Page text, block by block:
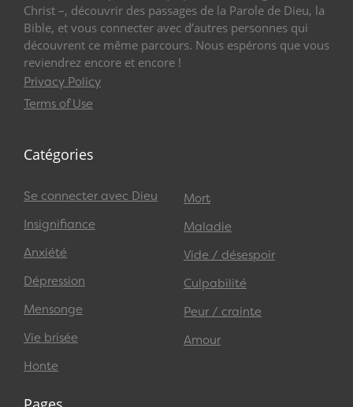
Christ –, découvrir des passages de la Parole de Dieu, la
Bible, et vous connecter avec d’autres personnes qui
découvrent ce même parcours. Nous espérons que vous
reviendrez encore et encore !
Privacy Policy
Terms of Use
Catégories
Se connecter avec Dieu
Insignifiance
Anxiété
Dépression
Mensonge
Vie brisée
Honte
Mort
Maladie
Vide / désespoir
Culpabilité
Peur / crainte
Amour